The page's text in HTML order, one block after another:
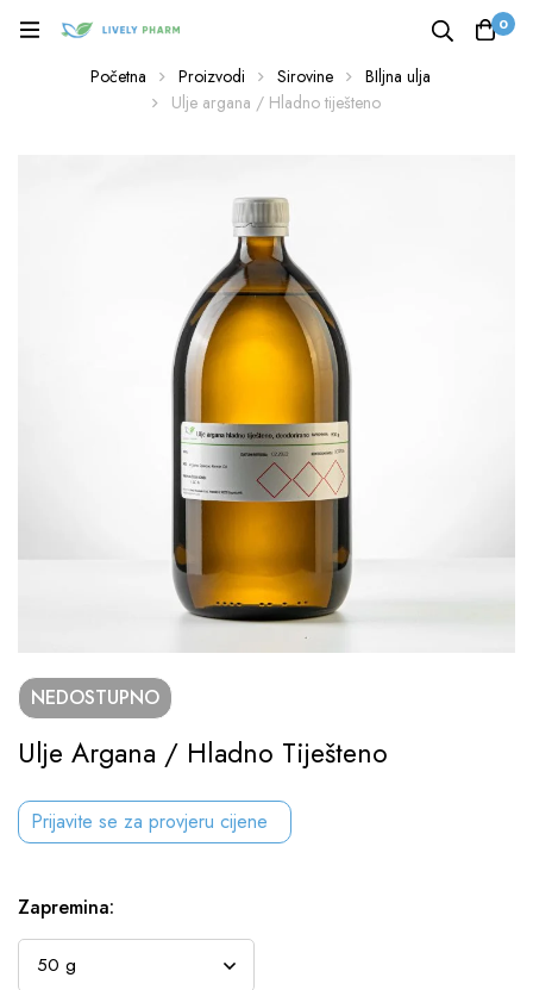
0
Početna Proizvodi Sirovine
BIljna ulja
Ulje argana / Hladno tiješteno
NEDOSTUPNO
Ulje Argana / Hladno Tiješteno
Prijavite se za provjeru cijene
Zapremina: